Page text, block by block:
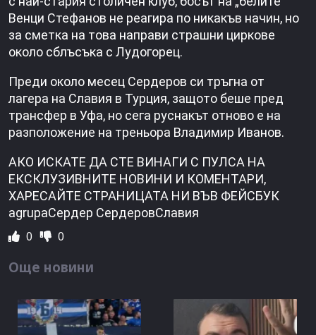
Венци Стефанов не реагира по никакъв начин, но
за сметка на това направи страшни циркове
около сблъсъка с Лудогорец.
Преди около месец Сердеров си тръгна от
лагера на Славия в Турция, защото беше пред
трансфер в Уфа, но сега руснакът отново е на
разположение на треньора Владимир Иванов.
АКО ИСКАТЕ ДА СТЕ ВИНАГИ С ПУЛСА НА
ЕКСКЛУЗИВНИТЕ НОВИНИ И КОМЕНТАРИ,
ХАРЕСАЙТЕ СТРАНИЦАТА НИ ВЪВ ФЕЙСБУК
agrupaСердер СердеровСлавия
0 0
Още новини